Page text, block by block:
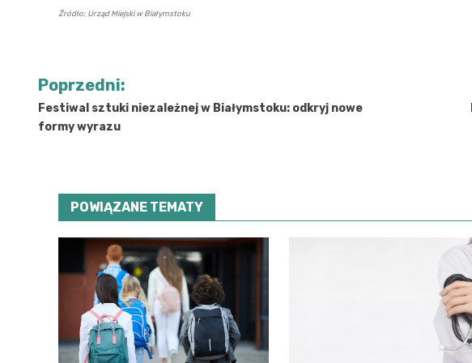
Źródło: Urząd Miejski w Białymstoku
Nawigacja
wpisu
Poprzedni:
Festiwal sztuki niezależnej w Białymstoku: odkryj nowe
formy wyrazu
POWIĄZANE TEMATY